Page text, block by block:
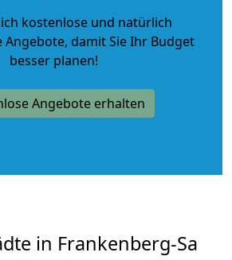
kostenlose und natürlich
Angebote, damit Sie Ihr Budget
besser planen!
Angebote erhalten
in Frankenberg-Sa